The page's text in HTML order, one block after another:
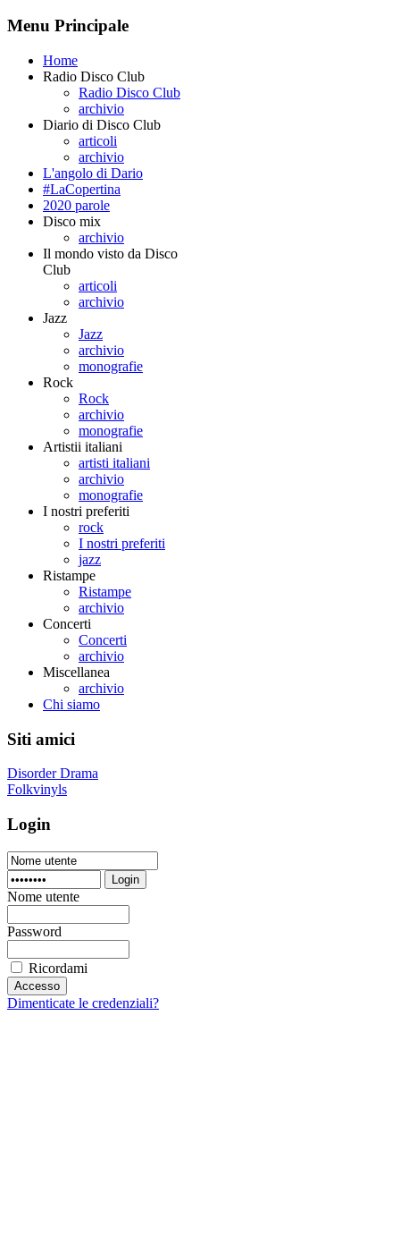
Menu Principale
Home
Radio Disco Club
Radio Disco Club
archivio
Diario di Disco Club
articoli
archivio
L'angolo di Dario
#LaCopertina
2020 parole
Disco mix
archivio
Il mondo visto da Disco
Club
articoli
archivio
Jazz
Jazz
archivio
monografie
Rock
Rock
archivio
monografie
Artistii italiani
artisti italiani
archivio
monografie
I nostri preferiti
rock
I nostri preferiti
jazz
Ristampe
Ristampe
archivio
Concerti
Concerti
archivio
Miscellanea
archivio
Chi siamo
Siti amici
Disorder Drama
Folkvinyls
Login
Login
Nome utente
Password
Ricordami
Dimenticate le credenziali?